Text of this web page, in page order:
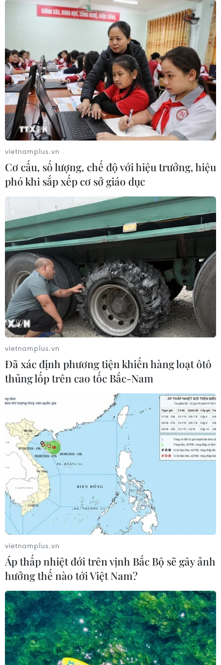
TIN CÙNG CHUYÊN MỤC
Bế mạc Hội thi lực lượng tham gia
bảo vệ an ninh, trật tự ở cơ sở giỏi
toàn quốc
07/08/2026 15:57
Khởi tố, truy nã 3 đối tượng hoạt
động nhằm lật đổ chính quyền nhân
dân
07/08/2026 13:51
Bảo mẫu tại cơ sở mầm non thừa
vietnamplus.vn
Cơ cấu, số lượng, chế độ với hiệu trưởng, hiệu
phó khi sắp xếp cơ sở giáo dục
vietnamplus.vn
Đã xác định phương tiện khiến hàng loạt ôtô
thủng lốp trên cao tốc Bắc-Nam
vietnamplus.vn
Áp thấp nhiệt đới trên vịnh Bắc Bộ sẽ gây ảnh
hưởng thế nào tới Việt Nam?